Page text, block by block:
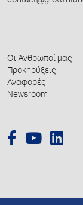
Οι Άνθρωποί μας
Προκηρύξεις
Αναφορές
Newsroom